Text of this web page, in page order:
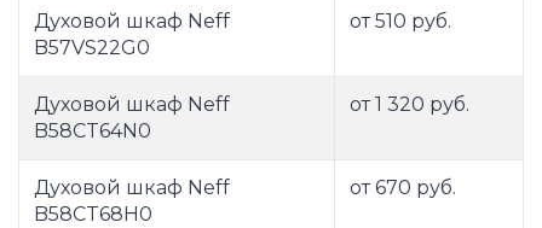
Духовой шкаф Neff
B57VS22G0
от 510 руб.
Духовой шкаф Neff
B58CT64N0
от 1 320 руб.
Духовой шкаф Neff
B58CT68H0
от 670 руб.